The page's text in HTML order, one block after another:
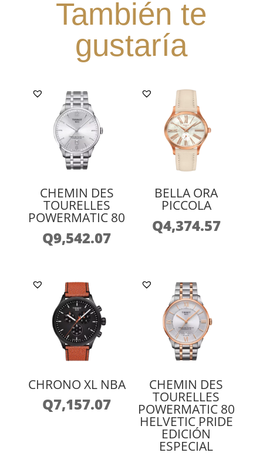
También te
gustaría
CHEMIN DES
TOURELLES
POWERMATIC 80
Q9,542.07
BELLA ORA
PICCOLA
Q4,374.57
CHRONO XL NBA
Q7,157.07
CHEMIN DES
TOURELLES
POWERMATIC 80
HELVETIC PRIDE
EDICIÓN
ESPECIAL